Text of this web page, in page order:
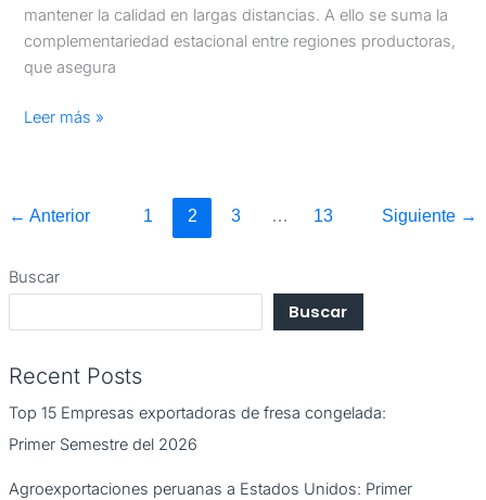
mantener la calidad en largas distancias. A ello se suma la
complementariedad estacional entre regiones productoras,
que asegura
Leer más »
← Anterior 1 2 3 … 13 Siguiente →
Buscar
Buscar
Recent Posts
Top 15 Empresas exportadoras de fresa congelada:
Primer Semestre del 2026
Agroexportaciones peruanas a Estados Unidos: Primer